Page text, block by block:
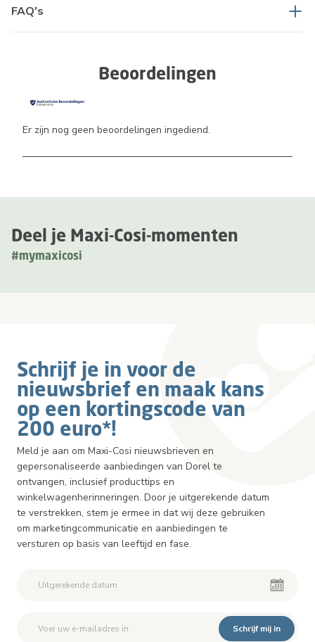
FAQ's
Deel je Maxi-Cosi-momenten
#mymaxicosi
Beoordelingen
Er zijn nog geen beoordelingen ingediend.
Schrijf je in voor de
nieuwsbrief en maak kans
op een kortingscode van
200 euro*!
Meld je aan om Maxi-Cosi nieuwsbrieven en
gepersonaliseerde aanbiedingen van Dorel te
ontvangen, inclusief producttips en
winkelwagenherinneringen. Door je uitgerekende datum
te verstrekken, stem je ermee in dat wij deze gebruiken
om marketingcommunicatie en aanbiedingen te
versturen op basis van leeftijd en fase.
Schrijf mij in